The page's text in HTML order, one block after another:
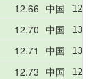
12.66 中国
12.70 中国
12.71 中国
12.73 中国